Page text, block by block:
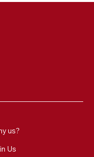
us?
Us